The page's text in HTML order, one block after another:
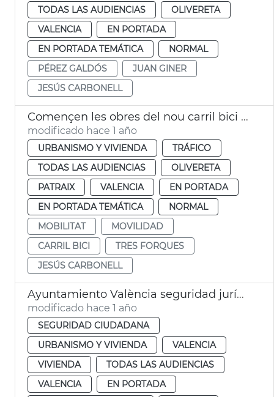
TODAS LAS AUDIENCIAS
OLIVERETA
VALENCIA
EN PORTADA
EN PORTADA TEMÁTICA
NORMAL
PÉREZ GALDÓS
JUAN GINER
JESÚS CARBONELL
Començen les obres del nou carril bici al carrer Tres Forques de València
modificado hace 1 año
URBANISMO Y VIVIENDA
TRÁFICO
TODAS LAS AUDIENCIAS
OLIVERETA
PATRAIX
VALENCIA
EN PORTADA
EN PORTADA TEMÁTICA
NORMAL
MOBILITAT
MOVILIDAD
CARRIL BICI
TRES FORQUES
JESÚS CARBONELL
Ayuntamiento València seguridad jurídica propietarios viviendas vacías
modificado hace 1 año
SEGURIDAD CIUDADANA
URBANISMO Y VIVIENDA
VALENCIA
VIVIENDA
TODAS LAS AUDIENCIAS
VALENCIA
EN PORTADA